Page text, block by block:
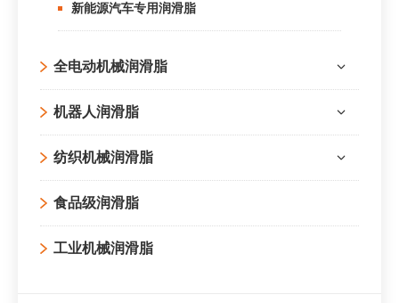
新能源汽车专用润滑脂
全电动机械润滑脂
机器人润滑脂
纺织机械润滑脂
食品级润滑脂
工业机械润滑脂